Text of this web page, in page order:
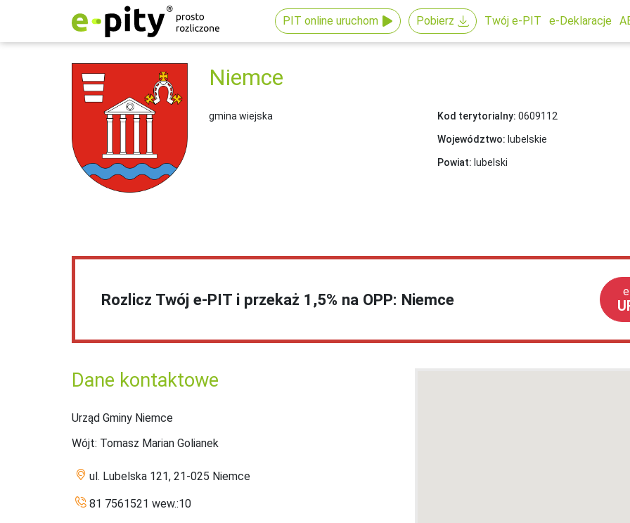
PIT online uruchom Pobierz Twój e-PIT e-Deklaracje
Niemce
gmina wiejska Kod terytorialny: 0609112
Województwo: lubelskie
Powiat: lubelski
Rozlicz Twój e-PIT i przekaż 1,5% na OPP: Niemce
Dane kontaktowe
Urząd Gminy Niemce
Wójt: Tomasz Marian Golianek
ul. Lubelska 121, 21-025 Niemce
81 7561521 wew.:10